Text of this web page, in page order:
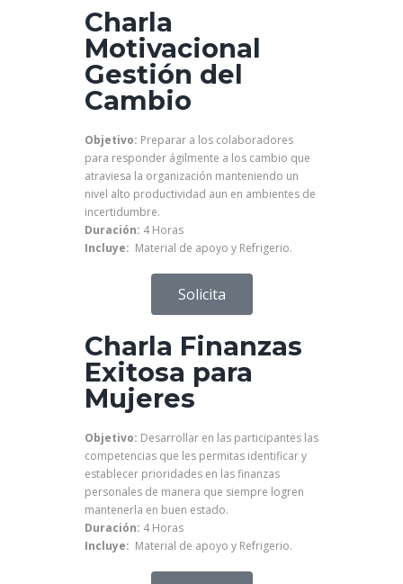
Charla
Motivacional
Gestión del
Cambio
Objetivo: Preparar a los colaboradores
para responder ágilmente a los cambio que
atraviesa la organización manteniendo un
nivel alto productividad aun en ambientes de
incertidumbre.
Duración: 4 Horas
Incluye: Material de apoyo y Refrigerio.
Solicita
Charla Finanzas
Exitosa para
Mujeres
Objetivo: Desarrollar en las participantes las
competencias que les permitas identificar y
establecer prioridades en las finanzas
personales de manera que siempre logren
mantenerla en buen estado.
Duración: 4 Horas
Incluye: Material de apoyo y Refrigerio.